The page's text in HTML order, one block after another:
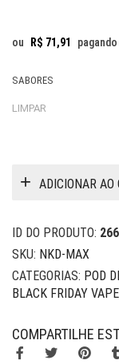
ou R$ 71,91
SABORES
LIMPAR
ADICIONAR AO
ID DO PRODUTO:
SKU: NKD-MAX
CATEGORIAS: POD
BLACK FRIDAY VAPE
COMPARTILHE